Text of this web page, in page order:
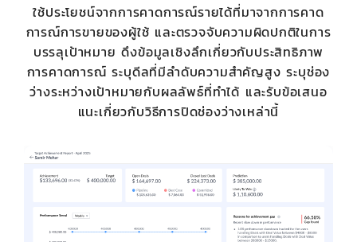
ใช้ประโยชน์จากการคาดการณ์รายได้ที่มาจากการคาด
การณ์การขายของผู้ใช้ และตรวจจับความผิดปกติในการ
บรรลุเป้าหมาย ดึงข้อมูลเชิงลึกเกี่ยวกับประสิทธิภาพ
การคาดการณ์ ระบุดีลที่มีลำดับความสำคัญสูง ระบุช่อง
ว่างระหว่างเป้าหมายกับผลลัพธ์ที่ทำได้ และรับข้อเสนอ
แนะเกี่ยวกับวิธีการปิดช่องว่างเหล่านี้